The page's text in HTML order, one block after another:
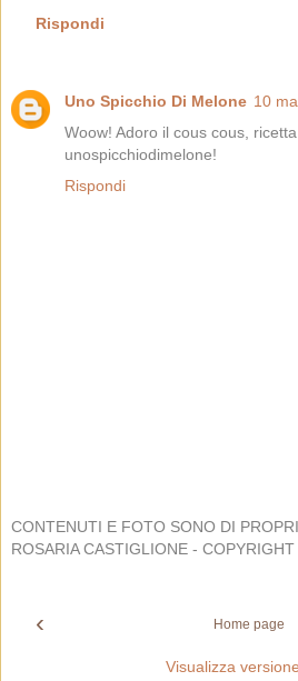
Rispondi
Uno Spicchio Di Melone 10
Woow! Adoro il cous cous,
unospicchiodimelone!
Rispondi
CONTENUTI E FOTO SONO DI
ROSARIA CASTIGLIONE -
‹ Home page
Visualizza